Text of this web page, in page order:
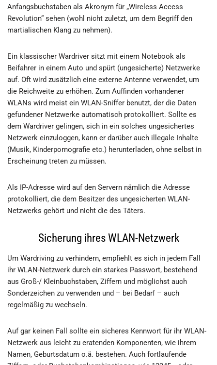
Anfangsbuchstaben als Akronym für „Wireless Access
Revolution“ sehen (wohl nicht zuletzt, um dem Begriff den
martialischen Klang zu nehmen).
Ein klassischer Wardriver sitzt mit einem Notebook als
Beifahrer in einem Auto und spürt (ungesicherte) Netzwerke
auf. Oft wird zusätzlich eine externe Antenne verwendet, um
die Reichweite zu erhöhen. Zum Auffinden vorhandener
WLANs wird meist ein WLAN-Sniffer benutzt, der die Daten
gefundener Netzwerke automatisch protokolliert. Sollte es
dem Wardriver gelingen, sich in ein solches ungesichertes
Netzwerk einzuloggen, kann er darüber auch illegale Inhalte
(Musik, Kinderpornografie etc.) herunterladen, ohne selbst in
Erscheinung treten zu müssen.
Als IP-Adresse wird auf den Servern nämlich die Adresse
protokolliert, die dem Besitzer des ungesicherten WLAN-
Netzwerks gehört und nicht die des Täters.
Sicherung ihres WLAN-Netzwerk
Um Wardriving zu verhindern, empfiehlt es sich in jedem Fall
ihr WLAN-Netzwerk durch ein starkes Passwort, bestehend
aus Groß-/ Kleinbuchstaben, Ziffern und möglichst auch
Sonderzeichen zu verwenden und – bei Bedarf – auch
regelmäßig zu wechseln.
Auf gar keinen Fall sollte ein sicheres Kennwort für ihr WLAN-
Netzwerk aus leicht zu eratenden Komponenten, wie ihrem
Namen, Geburtsdatum o.ä. bestehen. Auch fortlaufende